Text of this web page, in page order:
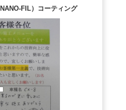
FIL）コーティング